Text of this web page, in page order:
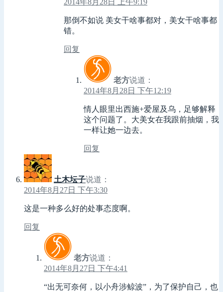
那倒不如说 美女干啥事都对，美女干啥事都
错。
回复
老方说道：
2014年8月28日 下午12:19
情人眼里出西施+爱屋及乌，足够解释
这个问题了。大美女在我跟前抽烟，我
一样让她一边去。
回复
土木坛子说道：
2014年8月27日 下午3:30
这是一种多么好的处事态度啊。
回复
老方说道：
2014年8月27日 下午4:41
“出无可奈何，以小舟涉鲸波”，为了保护自己，也